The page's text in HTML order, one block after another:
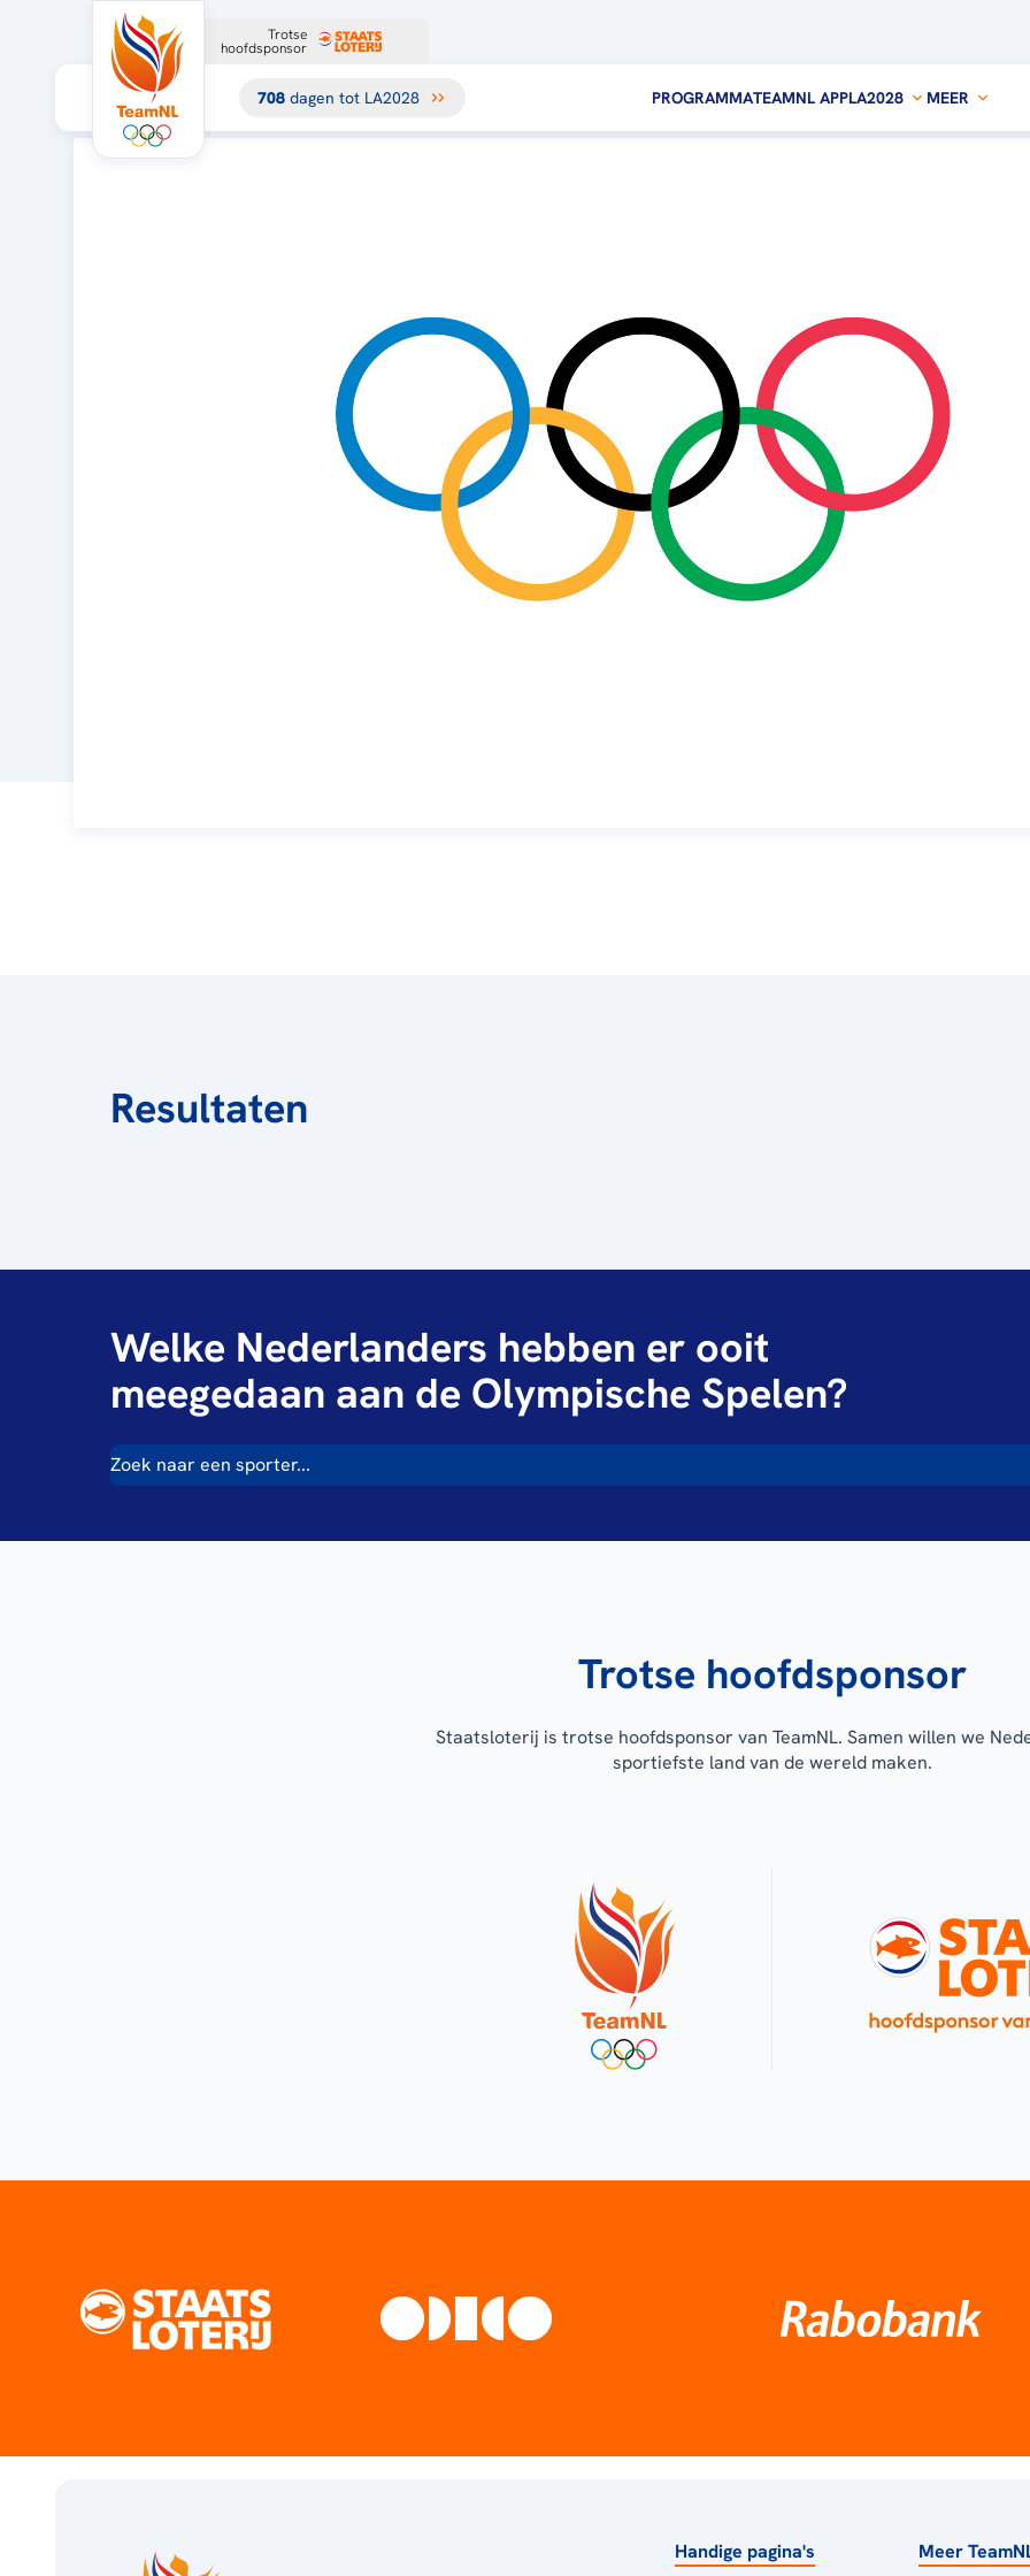
Trotse
hoofdsponsor
708 dagen tot LA2028 PROGRAMMATEAMNL APPLA2028 MEER
Resultaten
Welke Nederlanders hebben er ooit
meegedaan aan de Olympische Spelen?
Trotse hoofdsponsor
Staatsloterij is trotse hoofdsponsor van TeamNL. Samen willen we
sportiefste land van de wereld maken.
Handige pagina's Meer